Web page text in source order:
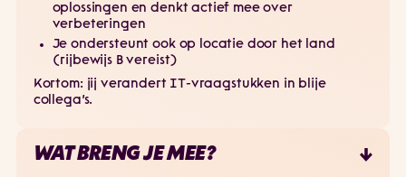
oplossingen en denkt actief mee over
verbeteringen
Je ondersteunt ook op locatie door het land
(rijbewijs B vereist)
Kortom: jij verandert IT-vraagstukken in blije
collega’s.
WAT BRENG JE MEE?